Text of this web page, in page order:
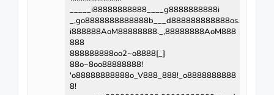
_____i88888888888____g8888888888i
_,go8888888888888b___d888888888888os.
i888888AoM88888888._,88888888AoM888
888
888888888oo2~o8888[_]
88o~8oo88888888!
'o88888888888o_V888_888!_o8888888888
8!